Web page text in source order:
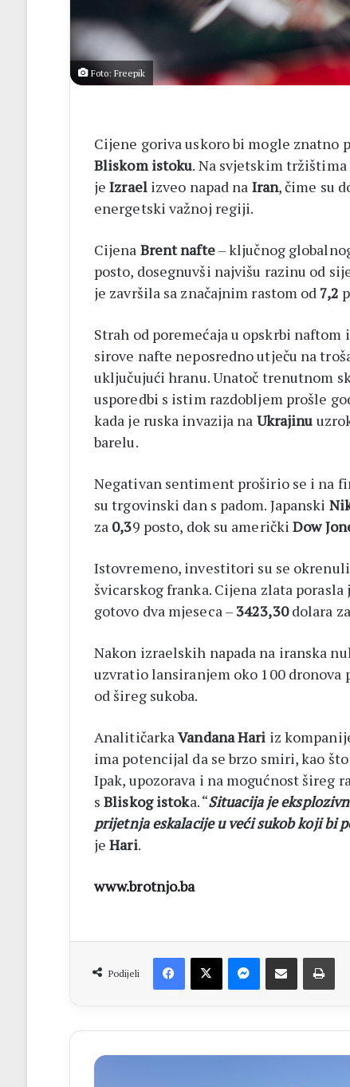
Foto: Freepik
Cijene goriva uskoro bi mogle znatno
Bliskom istoku. Na svjetskim
jeIzraelizveo napad na Iran, čime su
energetski važnoj regiji.
Cijena Brent nafte– ključnog
posto, dosegnuvši najvišu razinu od
je završila sa značajnim rastom od 7,2
Strah od poremećaja u opskrbi
sirove nafte neposredno utječu na
uključujući hranu. Unatoč trenutnom
usporedbi s istim razdobljem prošle
kada je ruska invazija na Ukrajinu
barelu.
Negativan sentiment proširio se i na
su trgovinski dan s padom. Japanski
za 0,39 posto, dok su američki Dow
Istovremeno, investitori su se
švicarskog franka. Cijena zlata porasla
gotovo dva mjeseca – 3423,30dolara
Nakon izraelskih napada na iranska
uzvratio lansiranjem oko 100 dronova
od šireg sukoba.
AnalitičarkaVandana Hari iz
ima potencijal da se brzo smiri, kao
Ipak, upozorava i na mogućnost šireg
sBliskog istoka. “Situacija je
prijetnja eskalacije u veći sukob koji bi
jeHari.
www.brotnjo.ba
Podijeli
Facebook
X MessengerDijeli putem Emaila
EP
listići
elektroničko
brojanje